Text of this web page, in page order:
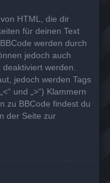
HTML, die dir
für deinen Text
werden durch
jedoch auch
werden.
jedoch werden Tags
und „>“) Klammern
zu BBCode findest du
der Seite zur